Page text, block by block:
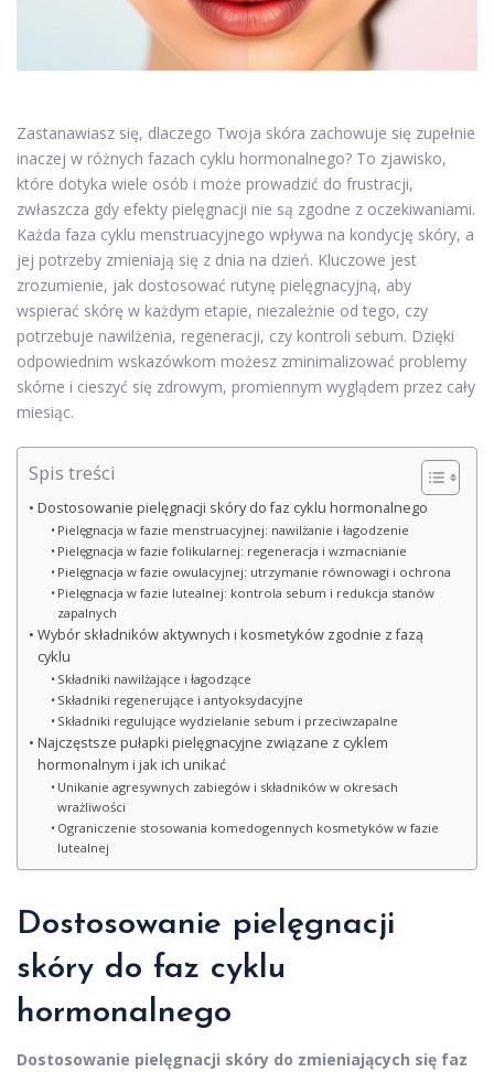
Zastanawiasz się, dlaczego Twoja skóra zachowuje się zupełnie
inaczej w różnych fazach cyklu hormonalnego? To zjawisko,
które dotyka wiele osób i może prowadzić do frustracji,
zwłaszcza gdy efekty pielęgnacji nie są zgodne z oczekiwaniami.
Każda faza cyklu menstruacyjnego wpływa na kondycję skóry, a
jej potrzeby zmieniają się z dnia na dzień. Kluczowe jest
zrozumienie, jak dostosować rutynę pielęgnacyjną, aby
wspierać skórę w każdym etapie, niezależnie od tego, czy
potrzebuje nawilżenia, regeneracji, czy kontroli sebum. Dzięki
odpowiednim wskazówkom możesz zminimalizować problemy
skórne i cieszyć się zdrowym, promiennym wyglądem przez cały
miesiąc.
Spis treści
Dostosowanie pielęgnacji skóry do faz cyklu hormonalnego
Pielęgnacja w fazie menstruacyjnej: nawilżanie i łagodzenie
Pielęgnacja w fazie folikularnej: regeneracja i wzmacnianie
Pielęgnacja w fazie owulacyjnej: utrzymanie równowagi i ochrona
Pielęgnacja w fazie lutealnej: kontrola sebum i redukcja stanów
zapalnych
Wybór składników aktywnych i kosmetyków zgodnie z fazą
cyklu
Składniki nawilżające i łagodzące
Składniki regenerujące i antyoksydacyjne
Składniki regulujące wydzielanie sebum i przeciwzapalne
Najczęstsze pułapki pielęgnacyjne związane z cyklem
hormonalnym i jak ich unikać
Unikanie agresywnych zabiegów i składników w okresach
wrażliwości
Ograniczenie stosowania komedogennych kosmetyków w fazie
lutealnej
Dostosowanie pielęgnacji
skóry do faz cyklu
hormonalnego
Dostosowanie pielęgnacji skóry do zmieniających się faz